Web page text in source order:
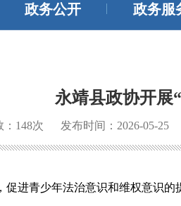
政务公开 政务服
永靖县政协开展
148次 发布时间：2026-05-25
进青少年法治意识和维权意识